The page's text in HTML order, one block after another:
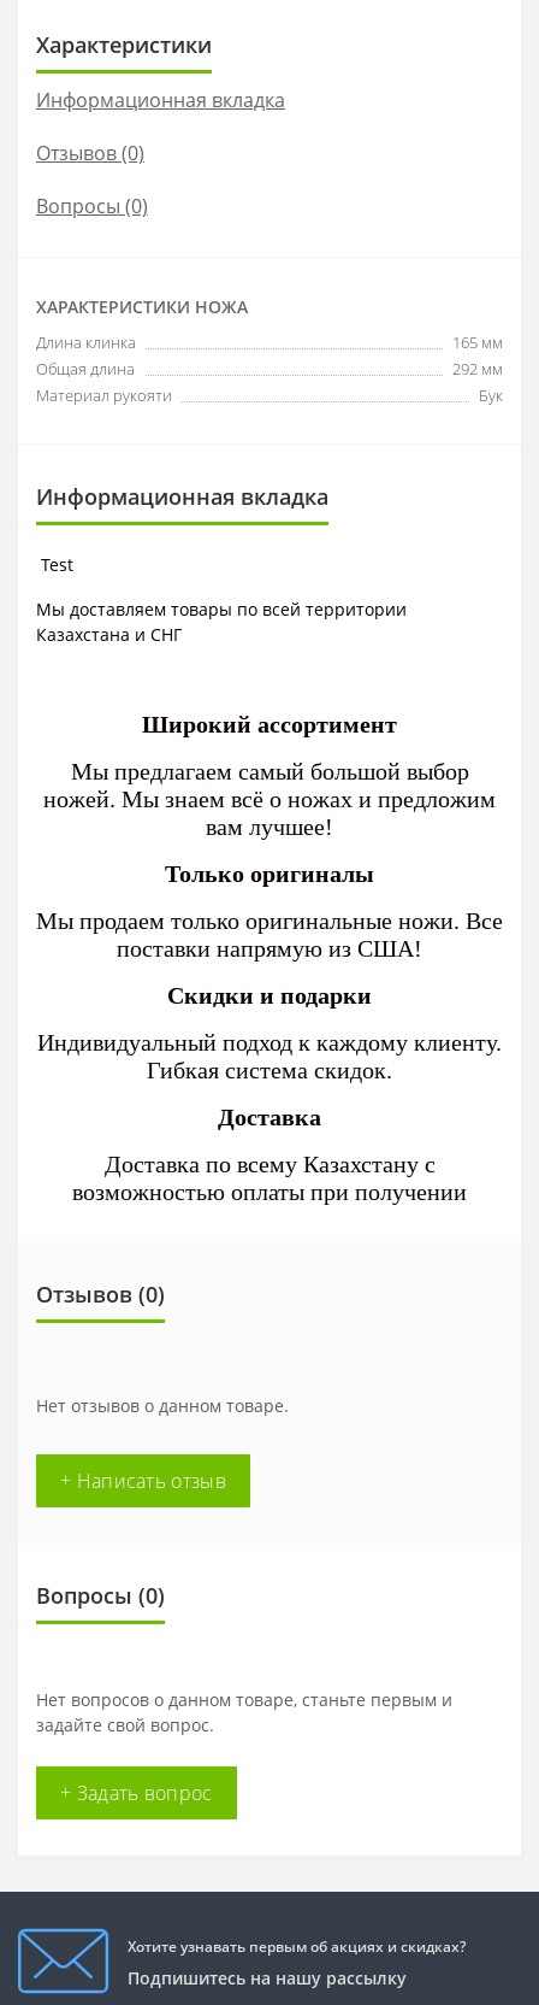
Характеристики
Информационная вкладка
Отзывов (0)
Вопросы (0)
ХАРАКТЕРИСТИКИ НОЖА
Длина клинка
165 мм
Общая длина
292 мм
Материал рукояти
Бук
Информационная вкладка
Test
Мы доставляем товары по всей территории
Казахстана и СНГ
Широкий ассортимент
Мы предлагаем самый большой выбор
ножей. Мы знаем всё о ножах и предложим
вам лучшее!
Только оригиналы
Мы продаем только оригинальные ножи. Все
поставки напрямую из США!
Скидки и подарки
Индивидуальный подход к каждому клиенту.
Гибкая система скидок.
Доставка
Доставка по всему Казахстану с
возможностью оплаты при получении
Отзывов (0)
Нет отзывов о данном товаре.
+ Написать отзыв
Вопросы (0)
Нет вопросов о данном товаре, станьте первым и
задайте свой вопрос.
+ Задать вопрос
Хотите узнавать первым об акциях и скидках?
Подпишитесь на нашу рассылку